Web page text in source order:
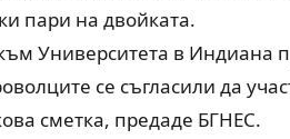
пари на двойката.
Университета в Индиана
се съгласили да
сметка, предаде БГНЕС.